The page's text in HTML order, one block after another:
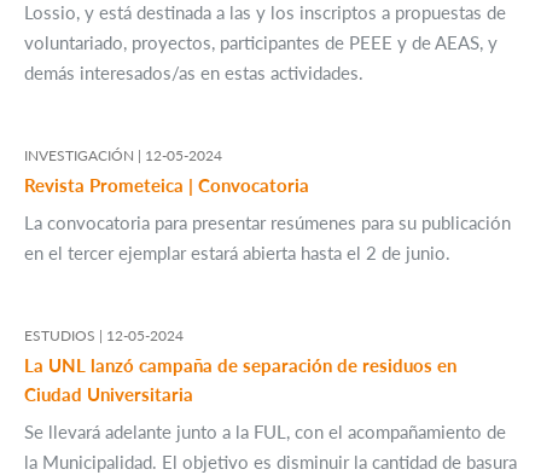
Lossio, y está destinada a las y los inscriptos a propuestas de
voluntariado, proyectos, participantes de PEEE y de AEAS, y
demás interesados/as en estas actividades.
INVESTIGACIÓN | 12-05-2024
Revista Prometeica | Convocatoria
La convocatoria para presentar resúmenes para su publicación
en el tercer ejemplar estará abierta hasta el 2 de junio.
ESTUDIOS | 12-05-2024
La UNL lanzó campaña de separación de residuos en
Ciudad Universitaria
Se llevará adelante junto a la FUL, con el acompañamiento de
la Municipalidad. El objetivo es disminuir la cantidad de basura